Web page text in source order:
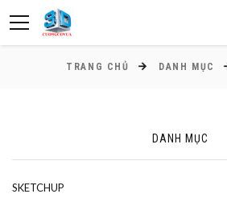
TRANG CHỦ DANH MỤC
DANH MỤC
SKETCHUP